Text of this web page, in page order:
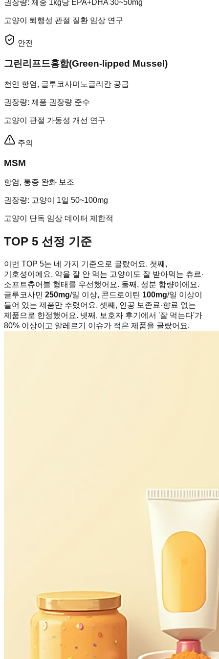
권장량: 체중 1kg당 EPA+DHA 30~50mg
고양이 퇴행성 관절 질환 임상 연구
안전
그린리프드홍합(Green-lipped Mussel)
천연 항염, 글루코사미노글리칸 공급
권장량: 제품 권장량 준수
고양이 관절 가동성 개선 연구
주의
MSM
항염, 통증 완화 보조
권장량: 고양이 1일 50~100mg
고양이 단독 임상 데이터 제한적
TOP 5 선정 기준
이번 TOP 5는 네 가지 기준으로 골랐어요. 첫째,
기호성이에요. 약을 잘 안 먹는 고양이도 잘 받아먹는 츄르·
소프트츄어블 형태를 우선했어요. 둘째, 성분 함량이에요.
글루코사민 250mg/일 이상, 콘드로이틴 100mg/일 이상이
들어 있는 제품만 추렸어요. 셋째, 인공 보존료·향료 없는
제품으로 한정했어요. 넷째, 보호자 후기에서 '잘 먹는다'가
80% 이상이고 알레르기 이슈가 적은 제품을 골랐어요.